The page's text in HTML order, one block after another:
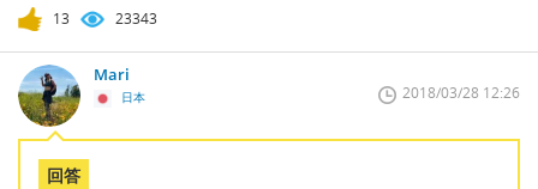
13 23343
Mari
日本 2018/03/28 12:26
回答